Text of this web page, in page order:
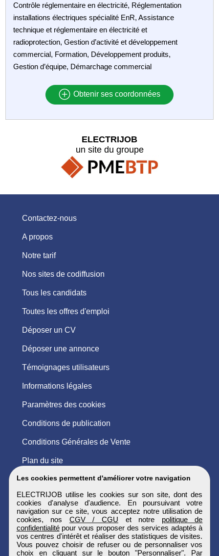
Contrôle réglementaire en électricité, Réglementation
installations électriques spécialité EnR, Assistance
technique et réglementaire en électricité et
radioprotection, Gestion d’activité et développement
commercial, Formation, Développement produits,
Gestion d’équipe, Démarchage commercial
Obtenir ses coordonnées
Les cookies permettent d'améliorer votre navigation
ELECTRIJOB utilise les cookies sur son site, dont des
cookies d'analyse d'audience. En poursuivant votre
navigation sur ce site, vous acceptez notre utilisation de
cookies, nos CGV / CGU et notre politique de
confidentialitépour vous proposer des services adaptés à
vos centres d'intérêt et réaliser des statistiques de visites.
Vous pouvez choisir de refuser ou de personnaliser vos
choix en cliquant sur le bouton "Personnaliser". Par
ELECTRIJOB
un site du groupe
Contactez-nous
A propos
Notre tarif
Nos sites de codiffusion
Tous les candidats
Toutes les offres d'emploi
Déposer un CV
Déposer une annonce
Témoignages utilisateurs
Informations légales
Paramètres des cookies
Conditions de publication
Conditions Générales de Vente
Plan du site